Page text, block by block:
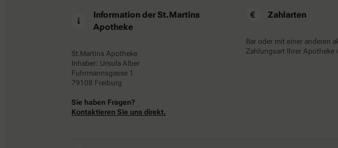
Information der St.Martins
Apotheke
St.Martins Apotheke
Inhaber: Ursula Alber
Fuhrmannsgasse 1
79108 Freiburg
Sie haben Fragen?
Kontaktieren Sie uns direkt.
Zahlarten
Bar oder mit einer anderen
Zahlungsart Ihrer Apotheke